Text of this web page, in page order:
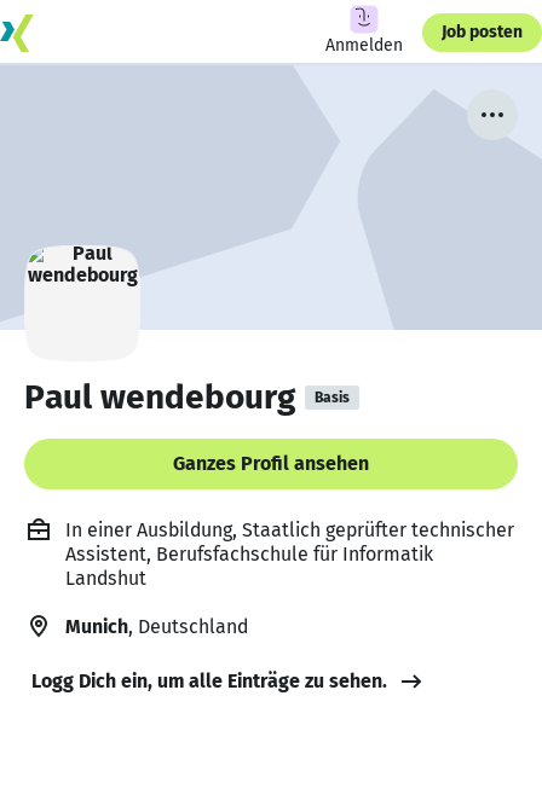
Anmelden
Job posten
Paul wendebourg Basis
Ganzes Profil ansehen
In einer Ausbildung, Staatlich geprüfter technischer
Assistent, Berufsfachschule für Informatik
Landshut
Munich, Deutschland
Logg Dich ein, um alle Einträge zu sehen.